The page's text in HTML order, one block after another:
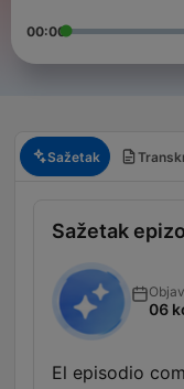
00:00
Sažetak
Sažetak
06
El episodio